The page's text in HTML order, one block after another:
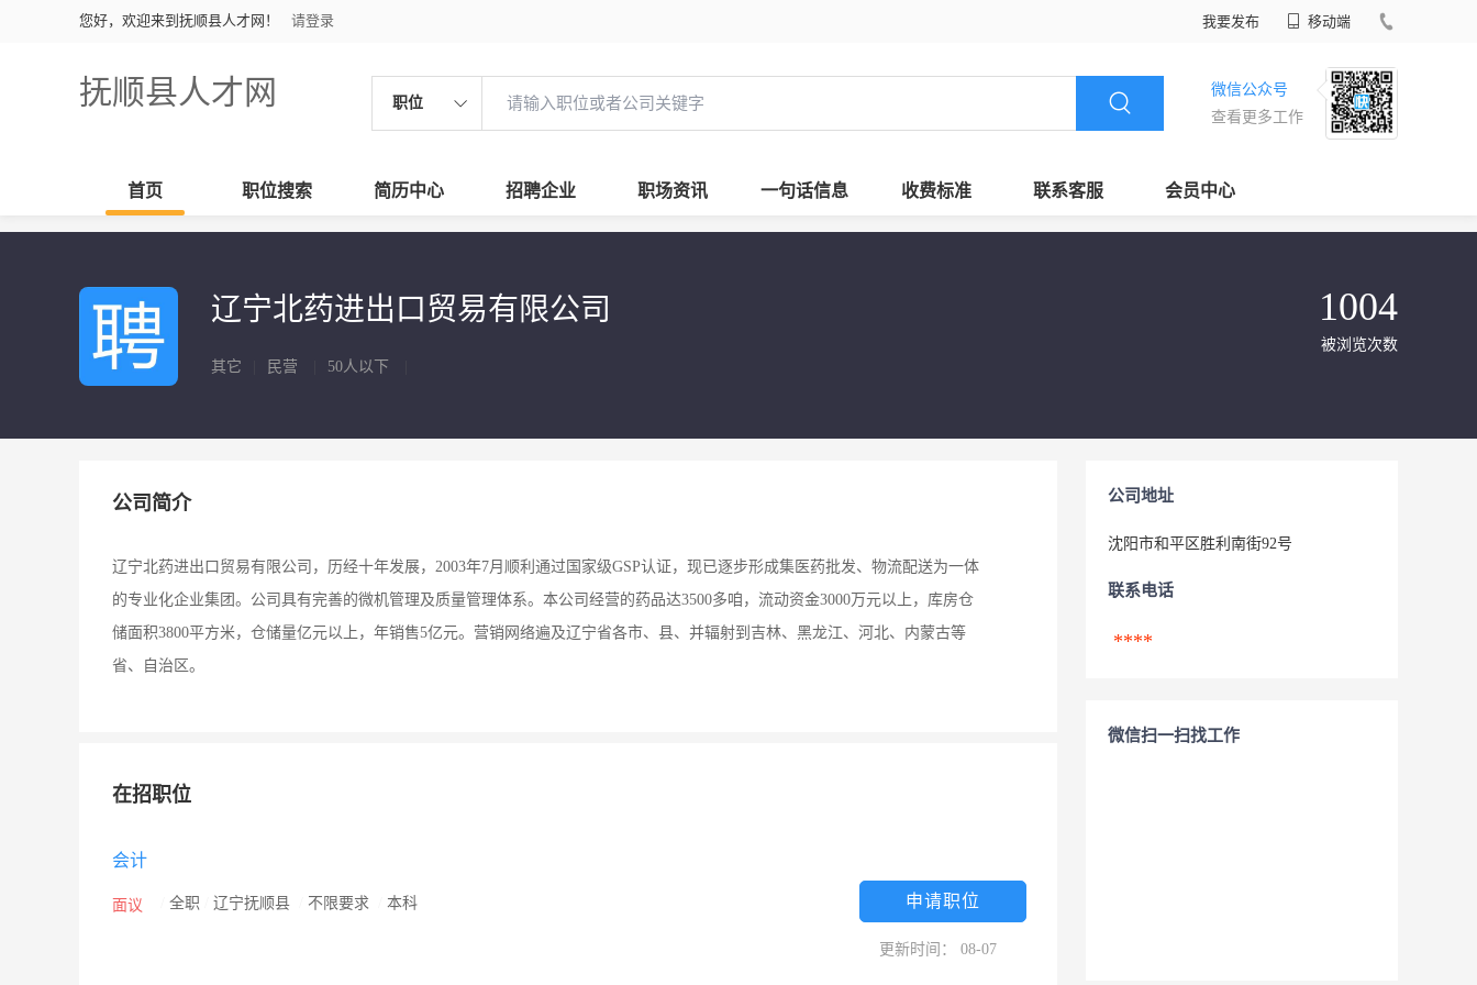
您好，欢迎来到抚顺县人才网！ 请登录 我要发布 移动端
抚顺县人才网 职位
微信公众号
查看更多工作
首页 职位搜索 简历中心 招聘企业 职场资讯 一句话信息 收费标准 联系客服 会员中心
辽宁北药进出口贸易有限公司
其它 民营 50人以下
1004
被浏览次数
公司简介
辽宁北药进出口贸易有限公司，历经十年发展，2003年7月顺利通过国家级GSP认证，现已逐步形成集医药批发、物流配送为一体
的专业化企业集团。公司具有完善的微机管理及质量管理体系。本公司经营的药品达3500多咱，流动资金3000万元以上，库房仓
储面积3800平方米，仓储量亿元以上，年销售5亿元。营销网络遍及辽宁省各市、县、并辐射到吉林、黑龙江、河北、内蒙古等
省、自治区。
在招职位
会计
面议 全职 辽宁抚顺县 不限要求 本科 申请职位
更新时间： 08-07
公司地址
沈阳市和平区胜利南街92号
联系电话
****
微信扫一扫找工作